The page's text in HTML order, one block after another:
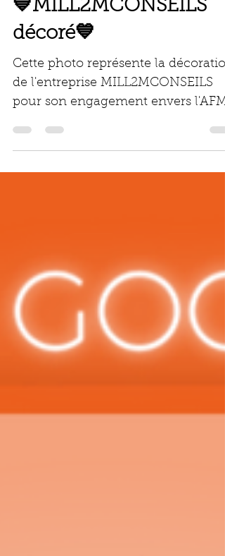
MILL2MCONSEILS
14 févr. 2025
💙MILL2MCONSEILS
décoré💙
de l'entreprise MILL2MCONSEILS
pour son engagement envers
Téléthon